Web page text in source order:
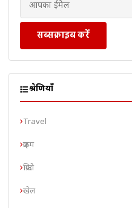
सब्सक्राइब करें
श्रेणियाँ
Travel
क्राइम
क्रिप्टो
खेल